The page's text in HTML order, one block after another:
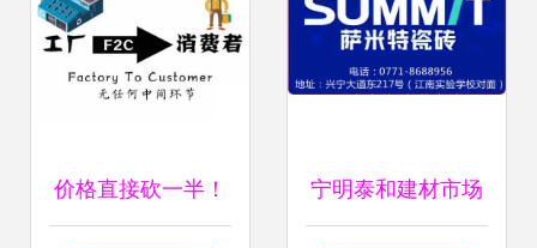
价格直接砍一半！ 宁明泰和建材市场